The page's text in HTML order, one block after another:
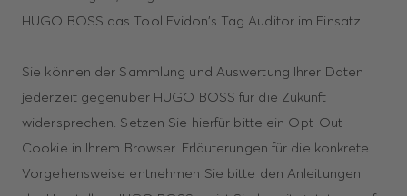
HUGO BOSS das Tool Evidon’s Tag Auditor im Einsatz.
Sie können der Sammlung und Auswertung Ihrer Daten
jederzeit gegenüber HUGO BOSS für die Zukunft
widersprechen. Setzen Sie hierfür bitte ein Opt-Out
Cookie in Ihrem Browser. Erläuterungen für die konkrete
Vorgehensweise entnehmen Sie bitte den Anleitungen